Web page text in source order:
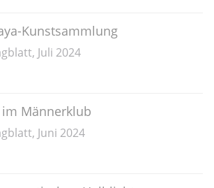
Kunstsammlung
Juli 2024
im Männerklub
Juni 2024